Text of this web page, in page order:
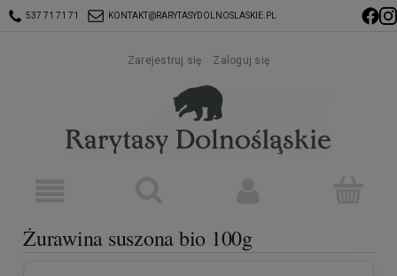
537 71 71 71 KONTAKT@RARYTASYDOLNOSLASKIE.PL
Zarejestruj się Zaloguj się
Żurawina suszona bio 100g